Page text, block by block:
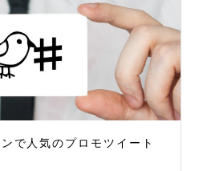
で人気のプロモツイート